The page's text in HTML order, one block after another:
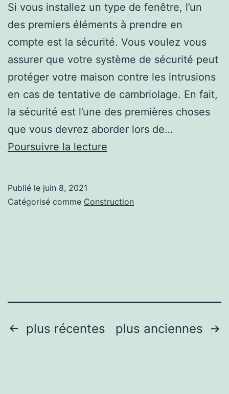
Si vous installez un type de fenêtre, l’un
des premiers éléments à prendre en
compte est la sécurité. Vous voulez vous
assurer que votre système de sécurité peut
protéger votre maison contre les intrusions
en cas de tentative de cambriolage. En fait,
la sécurité est l’une des premières choses
que vous devrez aborder lors de…
Poursuivre la lecture
sécurité
métalliques
Publié le juin 8, 2021
Catégorisé comme Construction
Pagination
plus récentes plus anciennes